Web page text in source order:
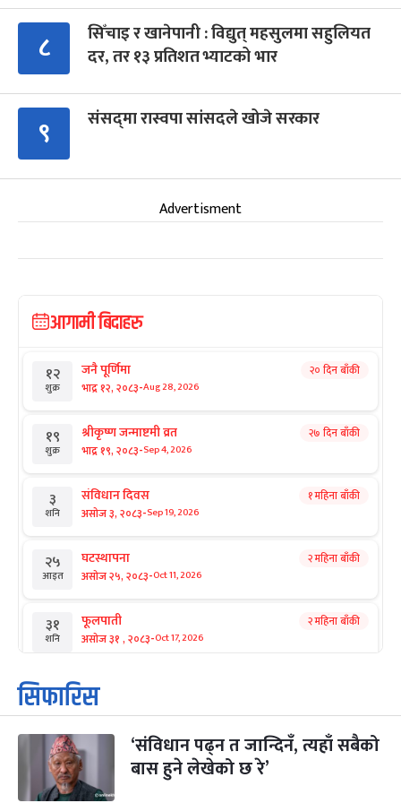
८
सिँचाइ र खानेपानी : विद्युत् महसुलमा सहुलियत
दर, तर १३ प्रतिशत भ्याटको भार
९ संसद्‍मा रास्वपा सांसदले खोजे सरकार
Advertisment
आगामी बिदाहरु
१२
शुक्र
जनै पूर्णिमा
भाद्र १२, २०८३-Aug 28, 2026
२० दिन बाँकी
१९
शुक्र
श्रीकृष्ण जन्माष्टमी व्रत
भाद्र १९, २०८३-Sep 4, 2026
२७ दिन बाँकी
३
शनि
संविधान दिवस
असोज ३, २०८३-Sep 19, 2026
१ महिना बाँकी
२५
आइत
घटस्थापना
असोज २५, २०८३-Oct 11, 2026
२ महिना बाँकी
३१
शनि
फूलपाती
असोज ३१ , २०८३-Oct 17, 2026
२ महिना बाँकी
१
आइत
कार्तिक सङ्क्रान्ति
कार्तिक १, २०८३
३
मंगल
महानवमी
कार्तिक ३, २०८३-Oct 20, 2026
२ महिना बाँकी
सिफारिस
‘संविधान पढ्न त जान्दिनँ, त्यहाँ सबैको
बास हुने लेखेको छ रे’